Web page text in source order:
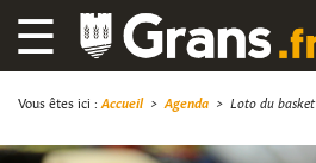
☰
Vous êtes ici : Accueil> Agenda > Loto du basket